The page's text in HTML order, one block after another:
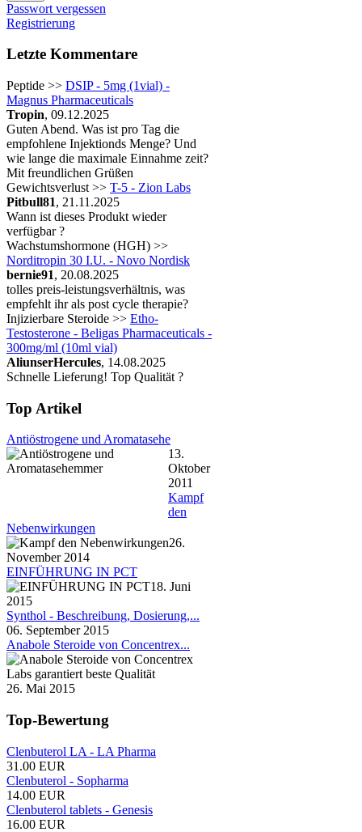
Passwort vergessen
Registrierung
Letzte Kommentare
Peptide >> DSIP - 5mg (1vial) -
Magnus Pharmaceuticals
Tropin, 09.12.2025
Guten Abend. Was ist pro Tag die
empfohlene Injektionds Menge? Und
wie lange die maximale Einnahme zeit?
Mit freundlichen Grüßen
Gewichtsverlust >> T-5 - Zion Labs
Pitbull81, 21.11.2025
Wann ist dieses Produkt wieder
verfügbar ?
Wachstumshormone (HGH) >>
Norditropin 30 I.U. - Novo Nordisk
bernie91, 20.08.2025
tolles preis-leistungsverhältnis, was
empfehlt ihr als post cycle therapie?
Injizierbare Steroide >> Etho-
Testosterone - Beligas Pharmaceuticals -
300mg/ml (10ml vial)
AliunserHercules, 14.08.2025
Schnelle Lieferung! Top Qualität ?
Top Artikel
Antiöstrogene und Aromatasehe
13.
Oktober
2011
Kampf
den
Nebenwirkungen
26.
November 2014
EINFÜHRUNG IN PCT
18. Juni
2015
Synthol - Beschreibung, Dosierung,...
06. September 2015
Anabole Steroide von Concentrex...
26. Mai 2015
Top-Bewertung
Clenbuterol LA - LA Pharma
31.00 EUR
Clenbuterol - Sopharma
14.00 EUR
Clenbuterol tablets - Genesis
16.00 EUR